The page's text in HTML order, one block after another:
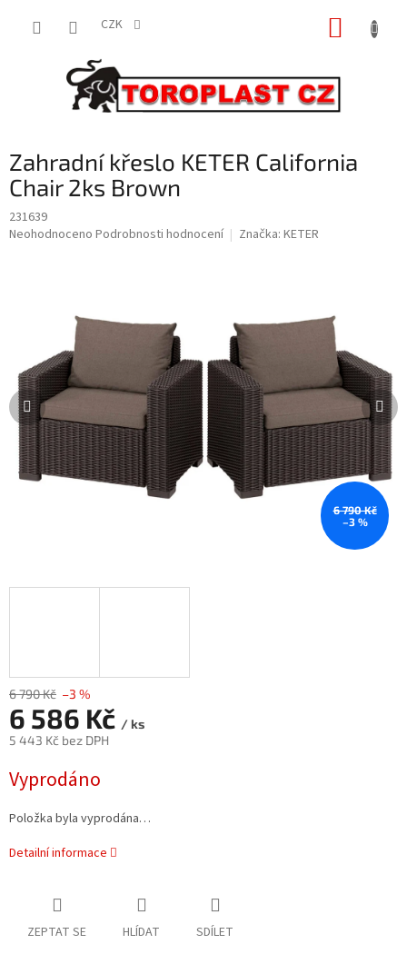
CZK
Zahradní křeslo KETER California
Chair 2ks Brown
231639
Průměrné
hvězdiček.
Neohodnoceno Podrobnosti hodnocení Značka: KETER
6 790 Kč
–3 %
6 790 Kč –3 %
6 586 Kč / ks
5 443 Kč bez DPH
cena:
Vyprodáno
Položka byla vyprodána…
Detailní informace
ZEPTAT SE HLÍDAT SDÍLET